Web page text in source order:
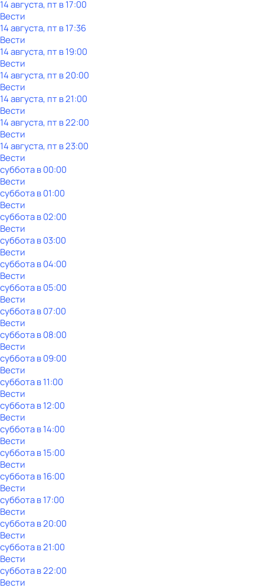
14 августа, пт в 17:00
Вести
14 августа, пт в 17:36
Вести
14 августа, пт в 19:00
Вести
14 августа, пт в 20:00
Вести
14 августа, пт в 21:00
Вести
14 августа, пт в 22:00
Вести
14 августа, пт в 23:00
Вести
субботав00:00
Вести
субботав01:00
Вести
субботав02:00
Вести
субботав03:00
Вести
субботав04:00
Вести
субботав05:00
Вести
субботав07:00
Вести
субботав08:00
Вести
субботав09:00
Вести
субботав11:00
Вести
субботав12:00
Вести
субботав14:00
Вести
субботав15:00
Вести
субботав16:00
Вести
субботав17:00
Вести
субботав20:00
Вести
субботав21:00
Вести
субботав22:00
Вести